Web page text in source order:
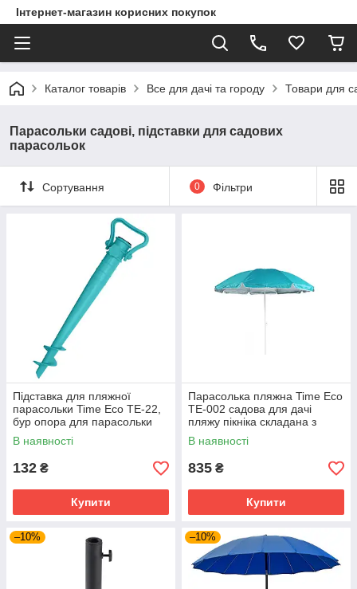
Інтернет-магазин корисних покупок
Каталог товарів Все для дачі та городу Товари для
Парасольки садові, підставки для садових
парасольок
Сортування 0 Фільтри
Підставка для пляжної
парасольки Time Eco ТЕ-22,
бур опора для парасольки
для фіксації в піску,
блакитний
В наявності
132 ₴
Купити
Парасолька пляжна Time Eco
TE-002 садова для дачі
пляжу пікніка складана з
нахилом, діагональ 2 метри,
блакитний
В наявності
835 ₴
Купити
–10% –10%